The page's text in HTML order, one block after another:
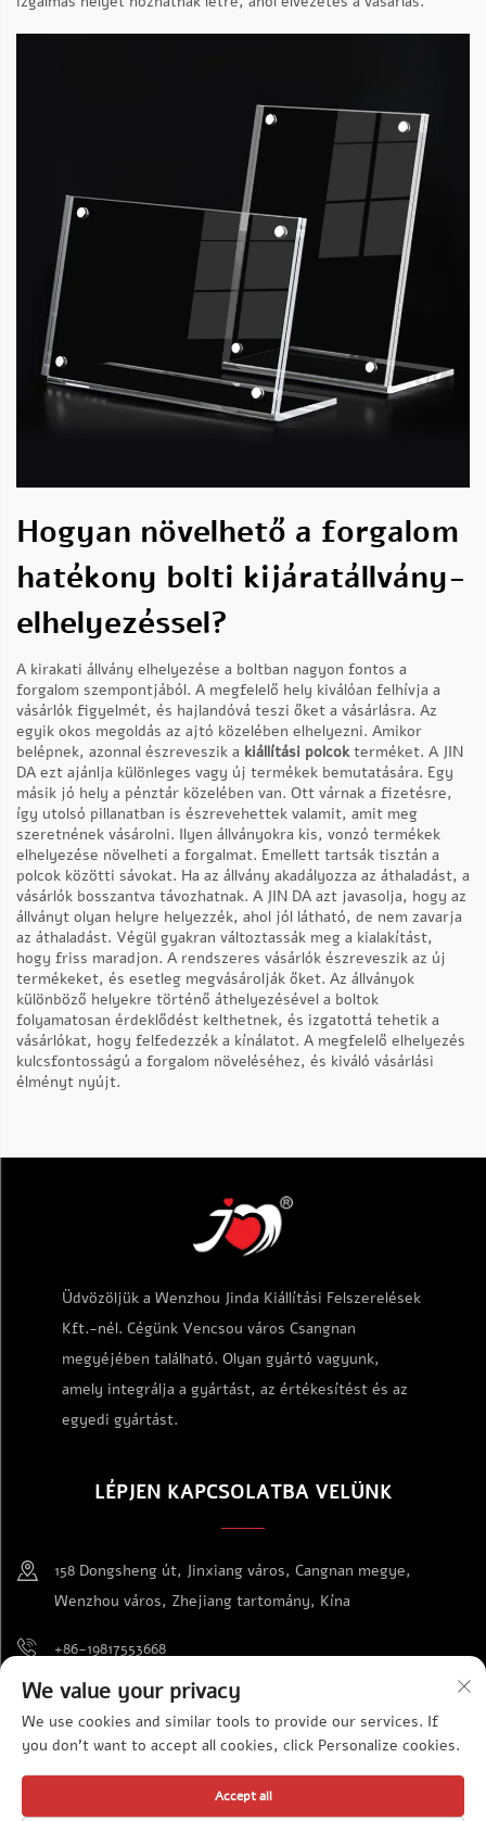
Hogyan növelhető a forgalom
hatékony bolti kijáratállvány-
elhelyezéssel?
A kirakati állvány elhelyezése a boltban nagyon fontos a
forgalom szempontjából. A megfelelő hely kiválóan felhívja a
vásárlók figyelmét, és hajlandóvá teszi őket a vásárlásra. Az
egyik okos megoldás az ajtó közelében elhelyezni. Amikor
belépnek, azonnal észreveszik a kiállítási polcokterméket. A JIN
DA ezt ajánlja különleges vagy új termékek bemutatására. Egy
másik jó hely a pénztár közelében van. Ott várnak a fizetésre,
így utolsó pillanatban is észrevehettek valamit, amit meg
szeretnének vásárolni. Ilyen állványokra kis, vonzó termékek
elhelyezése növelheti a forgalmat. Emellett tartsák tisztán a
polcok közötti sávokat. Ha az állvány akadályozza az áthaladást, a
vásárlók bosszantva távozhatnak. A JIN DA azt javasolja, hogy az
állványt olyan helyre helyezzék, ahol jól látható, de nem zavarja
az áthaladást. Végül gyakran változtassák meg a kialakítást,
hogy friss maradjon. A rendszeres vásárlók észreveszik az új
termékeket, és esetleg megvásárolják őket. Az állványok
különböző helyekre történő áthelyezésével a boltok
folyamatosan érdeklődést kelthetnek, és izgatottá tehetik a
vásárlókat, hogy felfedezzék a kínálatot. A megfelelő elhelyezés
kulcsfontosságú a forgalom növeléséhez, és kiváló vásárlási
élményt nyújt.
Üdvözöljük a Wenzhou Jinda Kiállítási Felszerelések
Kft.-nél. Cégünk Vencsou város Csangnan
megyéjében található. Olyan gyártó vagyunk,
amely integrálja a gyártást, az értékesítést és az
egyedi gyártást.
LÉPJEN KAPCSOLATBA VELÜNK
158 Dongsheng út, Jinxiang város, Cangnan megye,
Wenzhou város, Zhejiang tartomány, Kína
+86-19817553668
[email protected]
Szerzői jog © Wenzhou Jinda Kiállítási Cikkek Co., Ltd. Minden jog
Adatvédelmi irányelvek
We value your privacy
We use cookies and similar tools to provide our services. If
you don't want to accept all cookies, click Personalize cookies.
Accept all